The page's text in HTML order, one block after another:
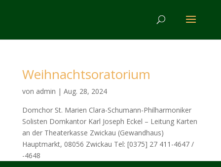
Weihnachtsoratorium
von admin | Aug. 28, 2024
Domchor St. Marien Clara-Schumann-Philharmoniker
Solisten Domkantor Karl Joseph Eckel – Leitung Karten
an der Theaterkasse Zwickau (Gewandhaus)
Hauptmarkt, 08056 Zwickau Tel: [0375] 27 411-4647 /
-4648